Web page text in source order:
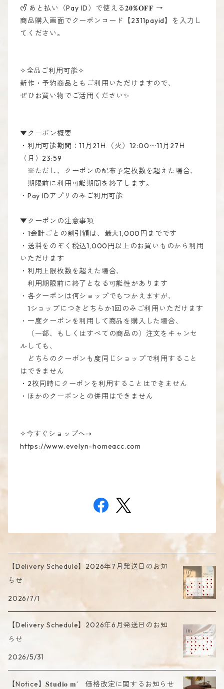
ᰔᩚ あと払い（Pay ID）で使える𝟐𝟎%𝐎𝐅𝐅 →
商品購入画面でクーポンコード【2311payid】を入力し
てください。
✧全品ご利用可能✧
新作・予約商品ともご利用いただけますので、
ぜひお買い物でご活用ください✨
▼クーポン概要
・利用可能期間：11月21日（火）12:00〜11月27日
（月）23:59
※ただし、クーポンの配布予定枚数を超えた場合、
期限前に利用可能期間を終了します。
・Pay IDアプリのみご利用可能
▼クーポンの注意事項
・1会計ごとの割引額は、最大1,000円までです
・送料をのぞく税込1,000円以上のお買いものから利用
いただけます
・利用上限枚数を超えた場合、
利用期限前に終了となる可能性があります
・各クーポンは何ショップでもつかえますが、
1ショップにつきどちらか1回のみご利用いただけます
・一度クーポンを利用して商品を購入した場合、
（一部、もしくはすべての商品の）注文をキャンセ
ルしても、
どちらのクーポンも度同じショップで利用すること
はできません
・2枚同時にクーポンを利用することはできません
・ほかのクーポンとの併用はできません
✧今すぐショップへ⇢
https://www.evelyn-homeacc.com
【Delivery Schedule】2026年7月発送日のお知
らせ
2026/7/1
【Delivery Schedule】2026年6月発送日のお知
らせ
2026/5/31
【Notice】𝐒𝐭𝐮𝐝𝐢𝐨 𝐦’ 価格改定に関するお知らせ